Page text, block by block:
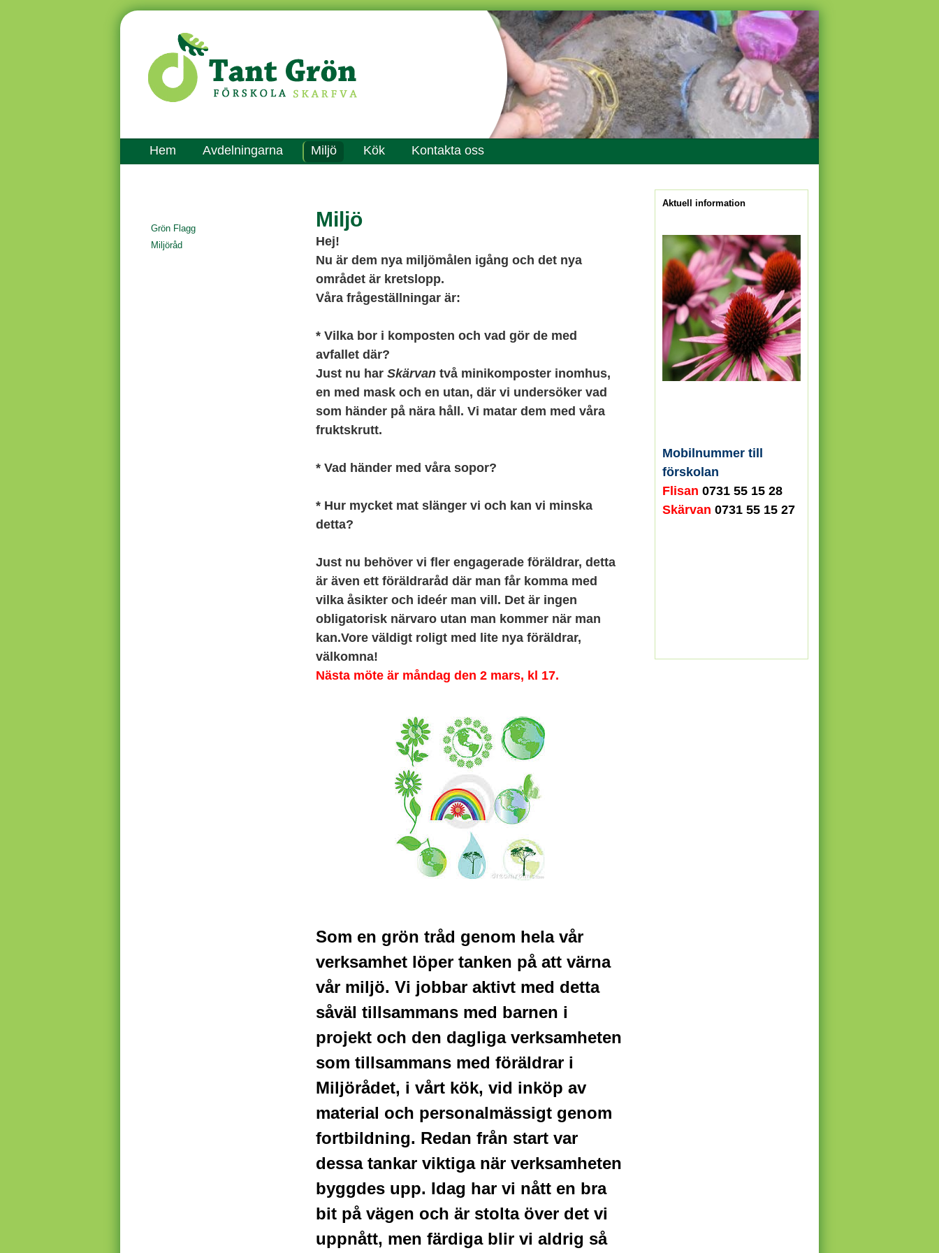
Hem Avdelningarna Miljö Kök Kontakta oss
Grön Flagg
Miljöråd
Miljö
Hej!
Nu är dem nya miljömålen igång och det nya
området är kretslopp.
Våra frågeställningar är:
* Vilka bor i komposten och vad gör de med
avfallet där?
Just nu har Skärvan två minikomposter inomhus,
en med mask och en utan, där vi undersöker vad
som händer på nära håll. Vi matar dem med våra
fruktskrutt.
* Vad händer med våra sopor?
* Hur mycket mat slänger vi och kan vi minska
detta?
Just nu behöver vi fler engagerade föräldrar, detta
är även ett föräldraråd där man får komma med
vilka åsikter och ideér man vill. Det är ingen
obligatorisk närvaro utan man kommer när man
kan.Vore väldigt roligt med lite nya föräldrar,
välkomna!
Nästa möte är måndag den 2 mars, kl 17.
Som en grön tråd genom hela vår
verksamhet löper tanken på att värna
vår miljö. Vi jobbar aktivt med detta
såväl tillsammans med barnen i
projekt och den dagliga verksamheten
som tillsammans med föräldrar i
Miljörådet, i vårt kök, vid inköp av
material och personalmässigt genom
fortbildning. Redan från start var
dessa tankar viktiga när verksamheten
byggdes upp. Idag har vi nått en bra
bit på vägen och är stolta över det vi
uppnått, men färdiga blir vi aldrig så
Aktuell information
Mobilnummer till
förskolan
Flisan 0731 55 15 28
Skärvan 0731 55 15 27